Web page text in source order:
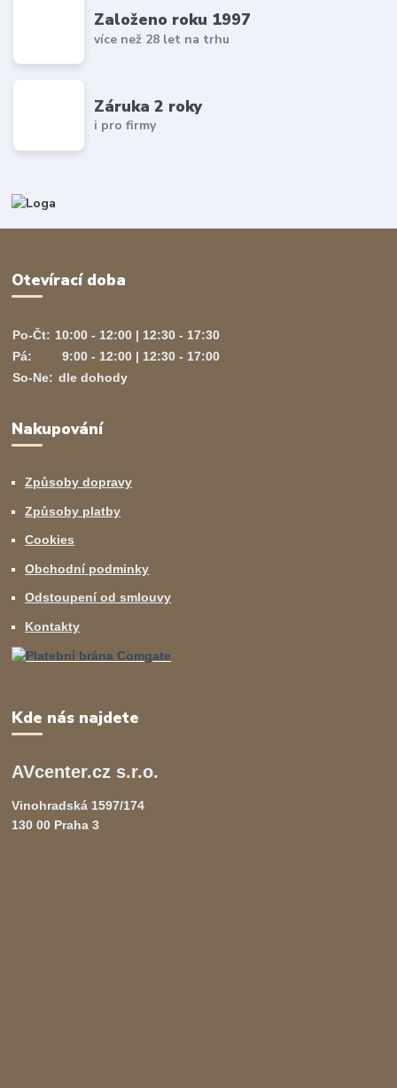
Založeno roku 1997
více než 28 let na trhu
Záruka 2 roky
i pro firmy
Otevírací doba
Po-Čt: 10:00 - 12:00 | 12:30 - 17:30
Pá:
9:00 - 12:00 | 12:30 - 17:00
So-Ne: dle dohody
Nakupování
Způsoby dopravy
Způsoby platby
Cookies
Obchodní podminky
Odstoupení od smlouvy
Kontakty
Kde nás najdete
AVcenter.cz s.r.o.
Vinohradská 1597/174
130 00 Praha 3